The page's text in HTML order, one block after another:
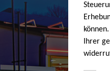
Ihrer